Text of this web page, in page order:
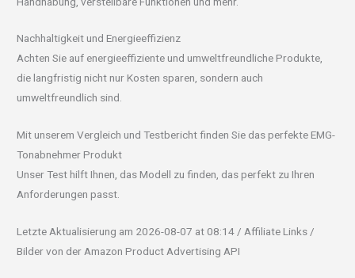
Nachhaltigkeit und Energieeffizienz
Achten Sie auf energieeffiziente und umweltfreundliche Produkte,
die langfristig nicht nur Kosten sparen, sondern auch
umweltfreundlich sind.
Mit unserem Vergleich und Testbericht finden Sie das perfekte EMG-
Tonabnehmer Produkt
Unser Test hilft Ihnen, das Modell zu finden, das perfekt zu Ihren
Anforderungen passt.
Letzte Aktualisierung am 2026-08-07 at 08:14 / Affiliate Links /
Bilder von der Amazon Product Advertising API